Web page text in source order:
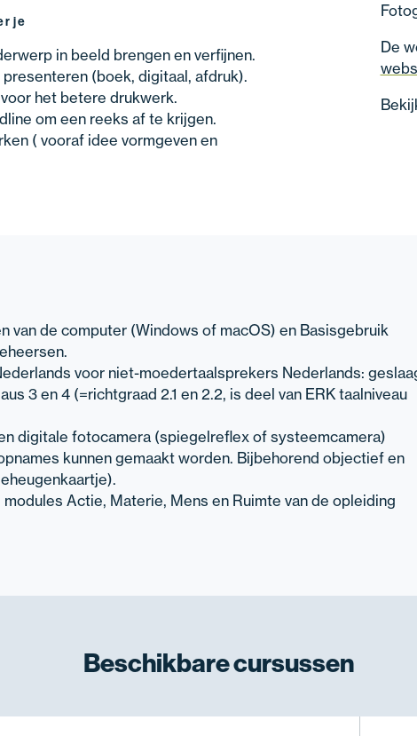
je
in beeld brengen en verfijnen.
(boek, digitaal, afdruk).
het betere drukwerk.
om een reeks af te krijgen.
( vooraf idee vormgeven en
De
van de computer (Windows of macOS) en Basisgebruik
voor niet-moedertaalsprekers Nederlands:
3 en 4 (=richtgraad 2.1 en 2.2, is deel van ERK taalniveau
digitale fotocamera (spiegelreflex of systeemcamera)
kunnen gemaakt worden. Bijbehorend objectief en
Actie, Materie, Mens en Ruimte van de opleiding
Beschikbarecursussen